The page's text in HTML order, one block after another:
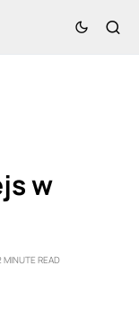
w
MINUTE READ